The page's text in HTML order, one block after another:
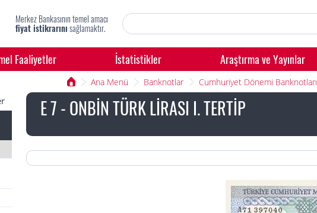
Merkez Bankasının temel amacı
fiyat istikrarınısağlamaktır.
Faaliyetler İstatistikler Araştırma ve Yayınlar
Ana Menü Banknotlar Cumhuriyet Dönemi Banknotları
E 7 - ONBİN TÜRK LİRASI I. TERTİP